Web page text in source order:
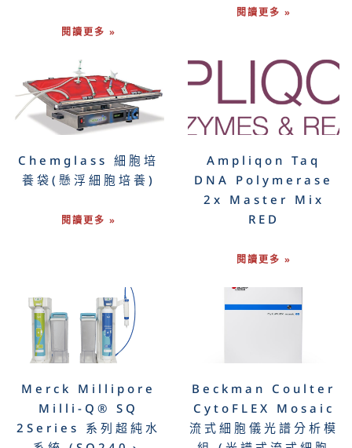
閱讀更多 »
閱讀更多 »
Chemglass 細胞培
養袋(懸浮細胞培養)
閱讀更多 »
Ampliqon Taq
DNA Polymerase
2x Master Mix
RED
閱讀更多 »
Merck Millipore
Milli-Q® SQ
2Series 系列超純水
Beckman Coulter
CytoFLEX Mosaic
流式細胞儀光譜分析模